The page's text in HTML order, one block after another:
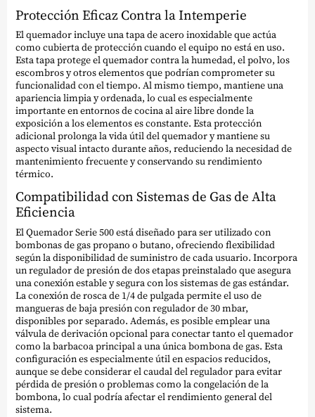
Protección Eficaz Contra la Intemperie
El quemador incluye una tapa de acero inoxidable que actúa
como cubierta de protección cuando el equipo no está en uso.
Esta tapa protege el quemador contra la humedad, el polvo, los
escombros y otros elementos que podrían comprometer su
funcionalidad con el tiempo. Al mismo tiempo, mantiene una
apariencia limpia y ordenada, lo cual es especialmente
importante en entornos de cocina al aire libre donde la
exposición a los elementos es constante. Esta protección
adicional prolonga la vida útil del quemador y mantiene su
aspecto visual intacto durante años, reduciendo la necesidad de
mantenimiento frecuente y conservando su rendimiento
térmico.
Compatibilidad con Sistemas de Gas de Alta
Eficiencia
El Quemador Serie 500 está diseñado para ser utilizado con
bombonas de gas propano o butano, ofreciendo flexibilidad
según la disponibilidad de suministro de cada usuario. Incorpora
un regulador de presión de dos etapas preinstalado que asegura
una conexión estable y segura con los sistemas de gas estándar.
La conexión de rosca de 1/4 de pulgada permite el uso de
mangueras de baja presión con regulador de 30 mbar,
disponibles por separado. Además, es posible emplear una
válvula de derivación opcional para conectar tanto el quemador
como la barbacoa principal a una única bombona de gas. Esta
configuración es especialmente útil en espacios reducidos,
aunque se debe considerar el caudal del regulador para evitar
pérdida de presión o problemas como la congelación de la
bombona, lo cual podría afectar el rendimiento general del
sistema.